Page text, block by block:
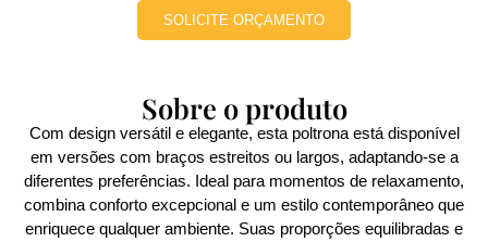
SOLICITE ORÇAMENTO
Sobre o produto
Com design versátil e elegante, esta poltrona está disponível
em versões com braços estreitos ou largos, adaptando-se a
diferentes preferências. Ideal para momentos de relaxamento,
combina conforto excepcional e um estilo contemporâneo que
enriquece qualquer ambiente. Suas proporções equilibradas e